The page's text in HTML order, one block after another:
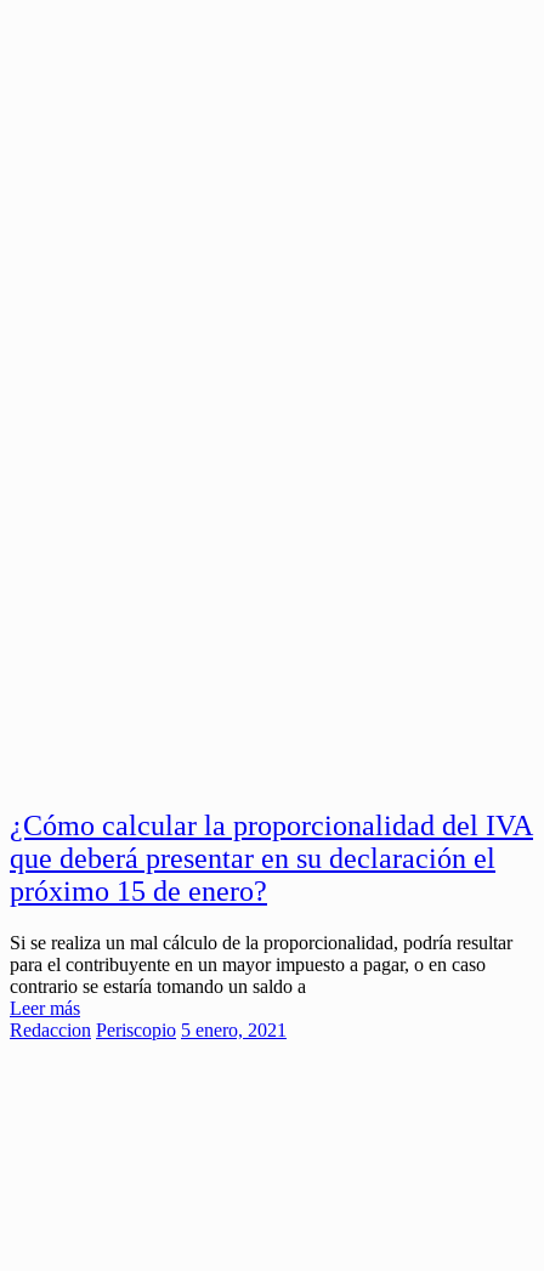
¿Cómo calcular la proporcionalidad del IVA
que deberá presentar en su declaración el
próximo 15 de enero?
Si se realiza un mal cálculo de la proporcionalidad, podría resultar
para el contribuyente en un mayor impuesto a pagar, o en caso
contrario se estaría tomando un saldo a
Leer más
Redaccion Periscopio 5 enero, 2021